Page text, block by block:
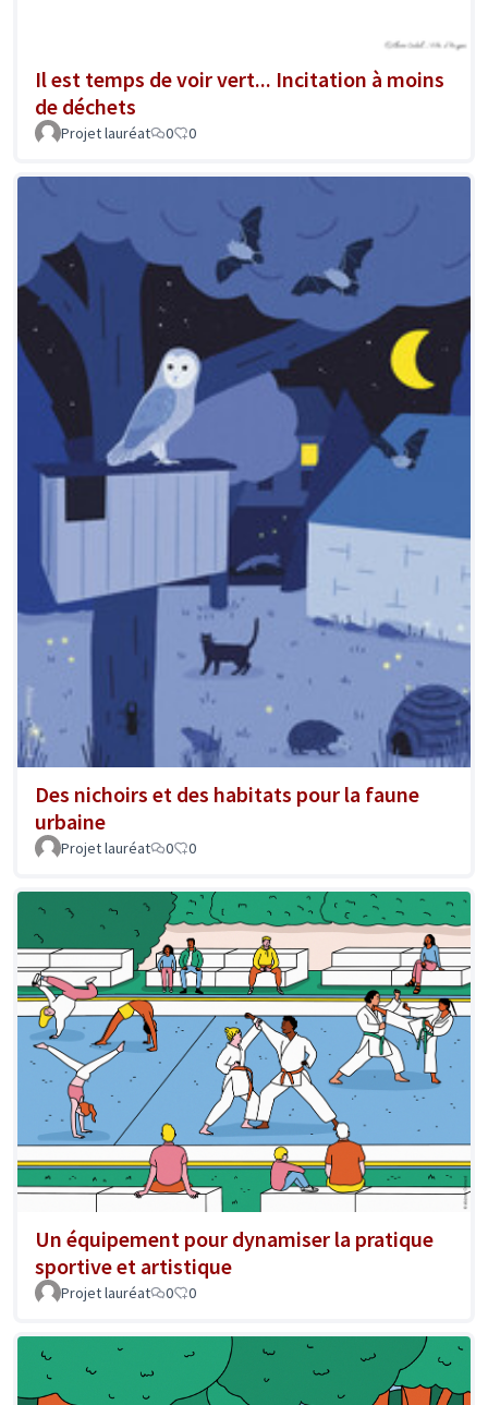
Il est temps de voir vert... Incitation à moins
de déchets
Projet lauréat 0 0
Des nichoirs et des habitats pour la faune
urbaine
Projet lauréat 0 0
Un équipement pour dynamiser la pratique
sportive et artistique
Projet lauréat 0 0